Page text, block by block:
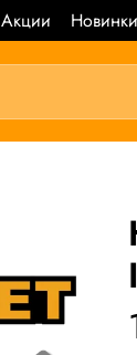
Акции Новинки